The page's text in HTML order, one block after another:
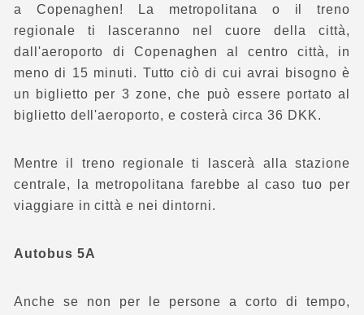
a Copenaghen! La metropolitana o il treno
regionale ti lasceranno nel cuore della città,
dall'aeroporto di Copenaghen al centro città, in
meno di 15 minuti. Tutto ciò di cui avrai bisogno è
un biglietto per 3 zone, che può essere portato al
biglietto dell'aeroporto, e costerà circa 36 DKK.
Mentre il treno regionale ti lascerà alla stazione
centrale, la metropolitana farebbe al caso tuo per
viaggiare in città e nei dintorni.
Autobus 5A
Anche se non per le persone a corto di tempo,